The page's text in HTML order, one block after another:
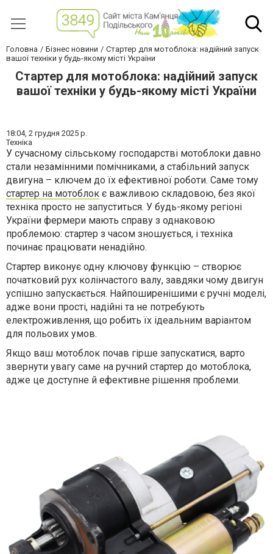
Головна Бізнес новини
Стартер для мотоблока: надійний запуск
вашої техніки у будь-якому місті України
Стартер для мотоблока: надійний запуск
вашої техніки у будь-якому місті України
18:04, 2 грудня 2025 р.
Техніка
У сучасному сільському господарстві мотоблоки давно
стали незамінними помічниками, а стабільний запуск
двигуна – ключем до їх ефективної роботи. Саме тому
стартер на мотоблок є важливою складовою, без якої
техніка просто не запуститься. У будь-якому регіоні
України фермери мають справу з однаковою
проблемою: стартер з часом зношується, і техніка
починає працювати ненадійно.
Стартер виконує одну ключову функцію – створює
початковий рух колінчастого валу, завдяки чому двигун
успішно запускається. Найпоширенішими є ручні моделі,
адже вони прості, надійні та не потребують
електроживлення, що робить їх ідеальним варіантом
для польових умов.
Якщо ваш мотоблок почав гірше запускатися, варто
звернути увагу саме на ручний стартер до мотоблока,
адже це доступне й ефективне рішення проблеми.